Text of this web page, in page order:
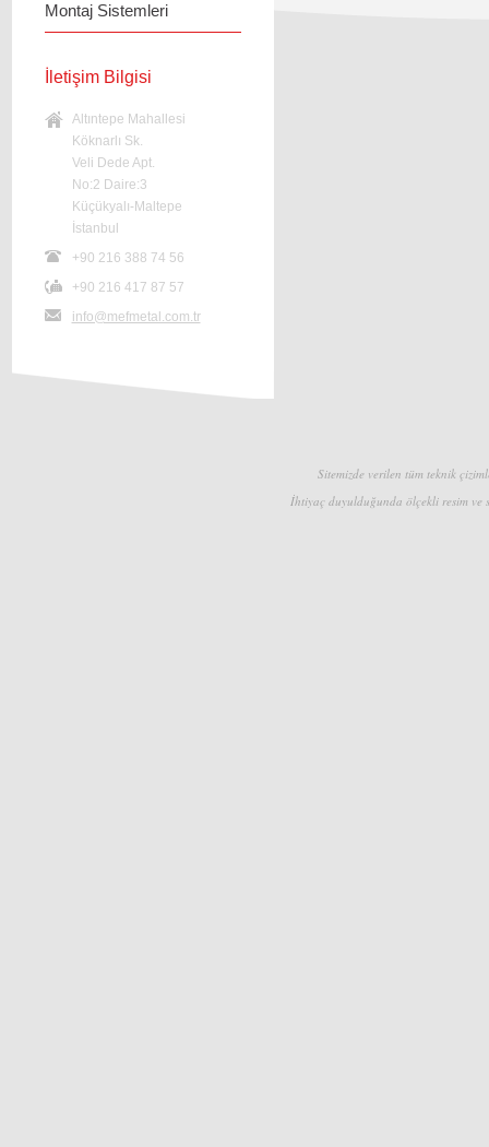
Montaj Sistemleri
İletişim Bilgisi
Altıntepe Mahallesi
Köknarlı Sk.
Veli Dede Apt.
No:2 Daire:3
Küçükyalı-Maltepe
İstanbul
+90 216 388 74 56
+90 216 417 87 57
info@mefmetal.com.tr
Sitemizde verilen tüm teknik
İhtiyaç duyulduğunda ölçekli resim ve